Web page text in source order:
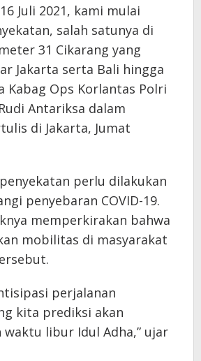
Juli 2021, kami mulai
salah satunya di
31 Cikarang yang
Jakarta serta Bali hingga
Kabag Ops Korlantas Polri
Antariksa dalam
di Jakarta, Jumat
perlu dilakukan
penyebaran COVID-19.
memperkirakan bahwa
mobilitas di masyarakat
perjalanan
kita prediksi akan
libur Idul Adha,” ujar